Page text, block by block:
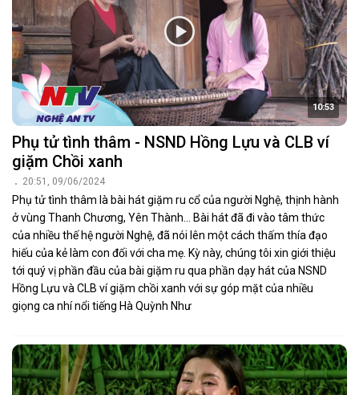
10:53
Phụ tử tình thâm - NSND Hồng Lựu và CLB ví
giặm Chồi xanh
20:51, 09/06/2024
Phụ tử tình thâm là bài hát giặm ru cổ của người Nghệ, thịnh hành
ở vùng Thanh Chương, Yên Thành… Bài hát đã đi vào tâm thức
của nhiều thế hệ người Nghệ, đã nói lên một cách thấm thía đạo
hiếu của kẻ làm con đối với cha mẹ. Kỳ này, chúng tôi xin giới thiệu
tới quý vị phần đầu của bài giặm ru qua phần dạy hát của NSND
Hồng Lựu và CLB ví giặm chồi xanh với sự góp mặt của nhiều
giọng ca nhí nổi tiếng Hà Quỳnh Như